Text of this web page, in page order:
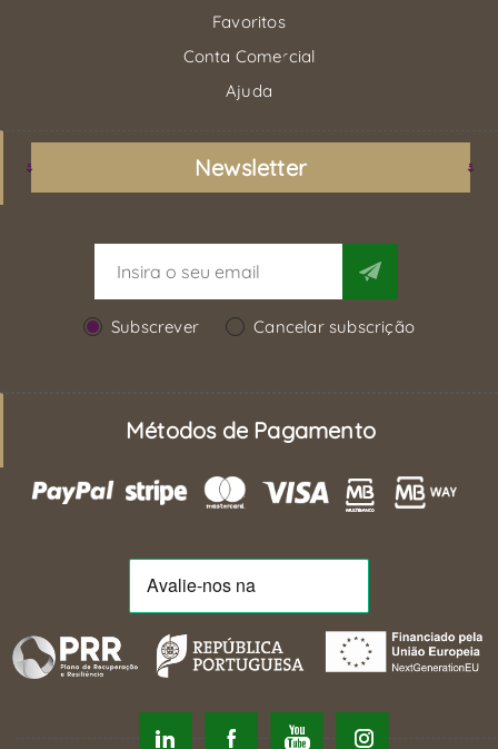
Favoritos
Conta Comercial
Ajuda
Newsletter
Subscrever Cancelar subscrição
Métodos de Pagamento